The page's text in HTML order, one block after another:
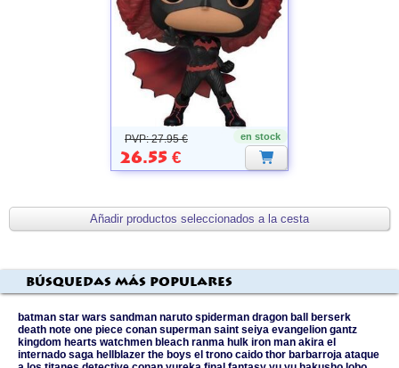
en stock
PVP: 27.95 €
26.55 €
Búsquedas más populares
batman star wars sandman naruto spiderman dragon ball
berserk
death note one piece conan superman saint seiya evangelion gantz
kingdom hearts watchmen bleach ranma hulk iron man akira el
internado saga hellblazer the boys el trono caido thor barbarroja ataque